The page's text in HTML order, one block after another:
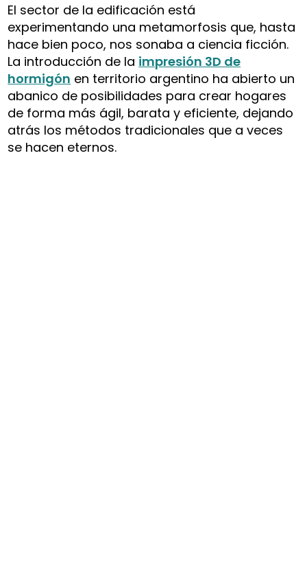
El sector de la edificación está
experimentando una metamorfosis que, hasta
hace bien poco, nos sonaba a ciencia ficción.
La introducción de la impresión 3D de
hormigón en territorio argentino ha abierto un
abanico de posibilidades para crear hogares
de forma más ágil, barata y eficiente, dejando
atrás los métodos tradicionales que a veces
se hacen eternos.